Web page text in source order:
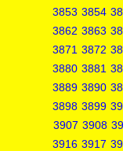
3853 3854
3862 3863
3871 3872
3880 3881
3889 3890
3898 3899
3907 3908
3916 3917